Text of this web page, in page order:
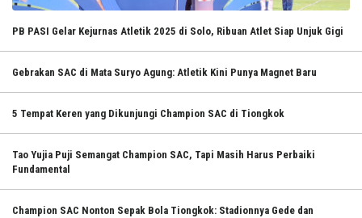
PB PASI Gelar Kejurnas Atletik 2025 di Solo, Ribuan Atlet Siap Unjuk Gigi
Gebrakan SAC di Mata Suryo Agung: Atletik Kini Punya Magnet Baru
5 Tempat Keren yang Dikunjungi Champion SAC di Tiongkok
Tao Yujia Puji Semangat Champion SAC, Tapi Masih Harus Perbaiki
Fundamental
Champion SAC Nonton Sepak Bola Tiongkok: Stadionnya Gede dan